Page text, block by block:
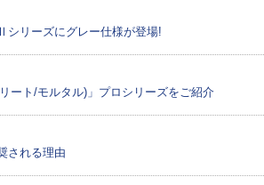
シリーズにグレー仕様が登場!
リート/モルタル)」プロシリーズをご紹介
される理由